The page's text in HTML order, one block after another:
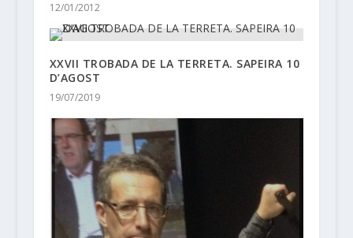
12/01/2012
XXVII TROBADA DE LA TERRETA. SAPEIRA 10
D’AGOST
19/07/2019